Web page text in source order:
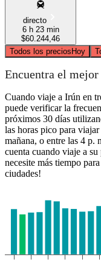
directo
6 h 23 min
$60.244,46
Todos los preciosHoy
Encuentra el
Cuando viaje a Irún en
puede verificar la
próximos 30 días
las horas pico para
mañana, o entre las 4 p.
cuenta cuando viaje a
necesite más tiempo
ciudades!